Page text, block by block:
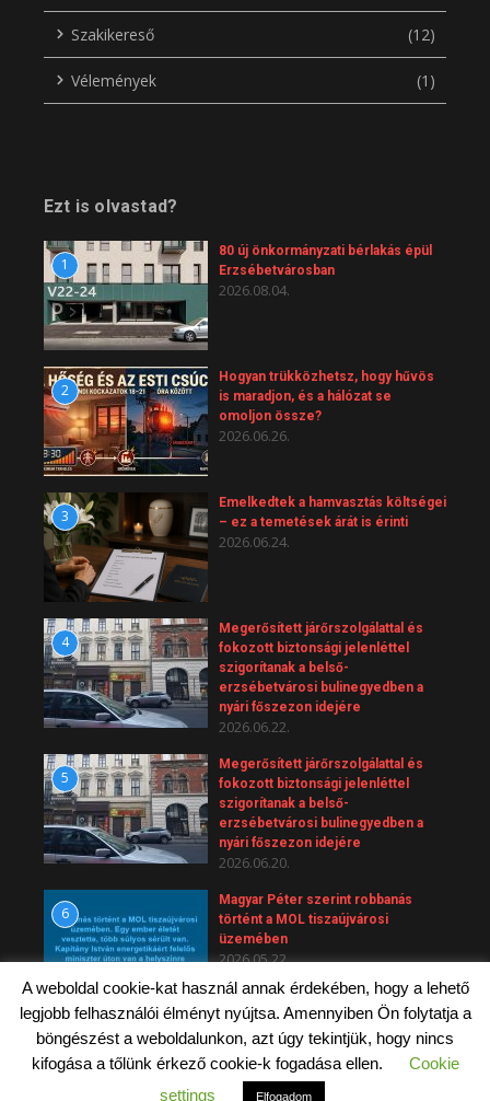
Szakikereső (12)
Vélemények (1)
Ezt is olvastad?
1
80 új önkormányzati bérlakás épül
Erzsébetvárosban
2026.08.04.
2
Hogyan trükközhetsz, hogy hűvös
is maradjon, és a hálózat se
omoljon össze?
2026.06.26.
3
Emelkedtek a hamvasztás költségei
– ez a temetések árát is érinti
2026.06.24.
4
Megerősített járőrszolgálattal és
fokozott biztonsági jelenléttel
szigorítanak a belső-
erzsébetvárosi bulinegyedben a
nyári főszezon idejére
2026.06.22.
5
Megerősített járőrszolgálattal és
fokozott biztonsági jelenléttel
szigorítanak a belső-
erzsébetvárosi bulinegyedben a
nyári főszezon idejére
2026.06.20.
6
Magyar Péter szerint robbanás
történt a MOL tiszaújvárosi
üzemében
2026.05.22.
Copyright © 2026 Budapest 7 - Erzsébetváros
A weboldal cookie-kat használ annak érdekében, hogy a lehető
legjobb felhasználói élményt nyújtsa. Amennyiben Ön folytatja a
böngészést a weboldalunkon, azt úgy tekintjük, hogy nincs
kifogása a tőlünk érkező cookie-k fogadása ellen.
Cookie
settings
Elfogadom